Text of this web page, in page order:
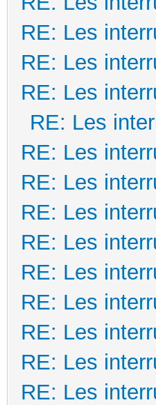
RE: Les
RE: Les
RE: Les
RE: Les
RE: Les
RE: Les
RE: Les
RE: Les
RE: Les
RE: Les
RE: Les
RE: Les
RE: Les